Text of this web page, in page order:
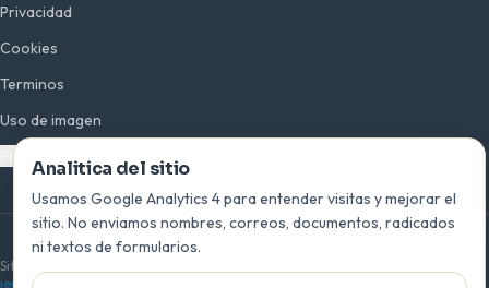
Privacidad
Cookies
Terminos
Uso de imagen
Preferencias de analitica
© 2026 INEPLAVI · San Bernardo del Viento, Córdoba · Colombia
Sitio oficial de la Institución Educativa Playas del Viento —
ieplayasdelviento.edu.co
Analitica del sitio
Usamos Google Analytics 4 para entender visitas y mejorar el
sitio. No enviamos nombres, correos, documentos, radicados
ni textos de formularios.